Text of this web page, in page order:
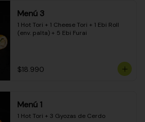
Menú 3
1 Hot Tori + 1 Cheese Tori + 1 Ebi Roll
(env. palta) + 5 Ebi Furai
$18.990
Menú 1
1 Hot Tori + 3 Gyozas de Cerdo